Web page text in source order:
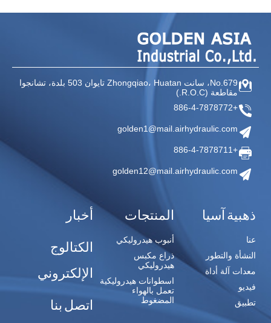
No.679، سانت Zhongqiao، Huatan تايوان
503 بلدة، تشانجوا
مقاطعة (R.O.C.)
+886-4-7878772
golden1@mail.airhydraulic.com
+886-4-7878711
golden12@mail.airhydraulic.com
ذهبية آسيا
عنا
النشأة والتطور
معدات آلة أداة
فيديو
تطبيق
المنتجات
أنبوب هيدروليكي
ذراع مكبس
هيدروليكي
اسطوانات هيدروليكية
تعمل بالهواء
المضغوط
أخبار
الكتالوج
الإلكتروني
اتصل بنا